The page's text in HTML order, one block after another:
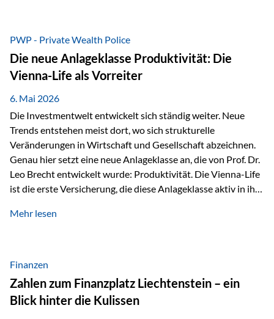
Mäder gesammelt werden konnten. Die anspruchsvolle
Strecke mit rund 4,8 Kilometern und 680 Höhenmetern
stellte die Teilnehmerinnen und Teilnehmer vor eine
sportliche Herausforderung. Doch…
PWP - Private Wealth Police
Die neue Anlageklasse Produktivität: Die
Vienna-Life als Vorreiter
6. Mai 2026
Die Investmentwelt entwickelt sich ständig weiter. Neue
Trends entstehen meist dort, wo sich strukturelle
Veränderungen in Wirtschaft und Gesellschaft abzeichnen.
Genau hier setzt eine neue Anlageklasse an, die von Prof. Dr.
Leo Brecht entwickelt wurde: Produktivität. Die Vienna-Life
ist die erste Versicherung, die diese Anlageklasse aktiv in ihre
Vorreiter. Warum auf das Thema Produktivität setzen? Die
Wirtschaftswachstum, verändern die Spielregeln für
Investoren. Produktivität adressiert genau diese
Herausforderungen, da wirtschaftliches Wachstum
langfristig durch Produktivitätssteigerung entsteht, also
Mehr lesen
Finanzen
Zahlen zum Finanzplatz Liechtenstein – ein
Blick hinter die Kulissen